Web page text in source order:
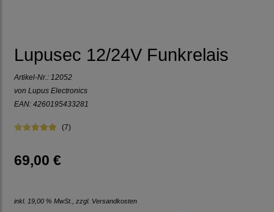
Lupusec 12/24V Funkrelais
Artikel-Nr.: 12052
von Lupus Electronics
EAN: 4260195433281
(7)
69,00 €
inkl. 19,00 % MwSt., zzgl. Versandkosten